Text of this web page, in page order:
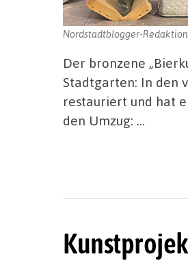
Nordstadtblogger-
Der bronzene
Stadtgarten: In den
restauriert und hat
den Umzug: …